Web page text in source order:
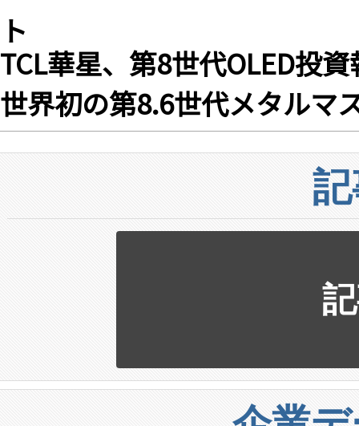
ト
TCL華星、第8世代OLED投
世界初の第8.6世代メタルマ